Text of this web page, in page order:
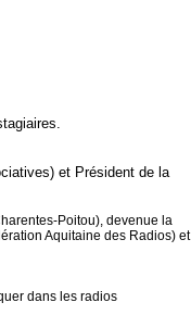
et Président de la
Poitou), devenue la
Aquitaine des Radios) et
dans les radios